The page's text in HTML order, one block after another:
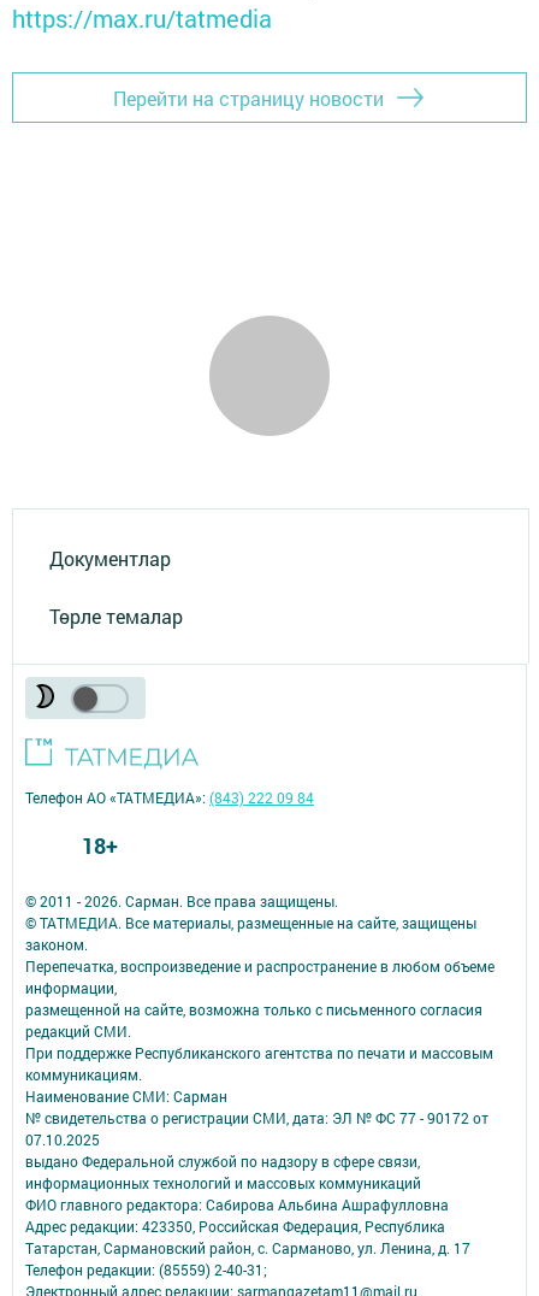
https://max.ru/tatmedia
Перейти на страницу новости
Документлар
Төрле темалар
© 2011 - 2026. Сарман. Все права защищены.
© ТАТМЕДИА. Все материалы, размещенные на сайте, защищены
законом.
Перепечатка, воспроизведение и распространение в любом объеме
информации,
размещенной на сайте, возможна только с письменного согласия
редакций СМИ.
При поддержке Республиканского агентства по печати и массовым
коммуникациям.
Наименование СМИ: Сарман
№ свидетельства о регистрации СМИ, дата: ЭЛ № ФС 77 - 90172 от
07.10.2025
выдано Федеральной службой по надзору в сфере связи,
информационных технологий и массовых коммуникаций
ФИО главного редактора: Сабирова Альбина Ашрафулловна
Адрес редакции: 423350, Российская Федерация, Республика
Татарстан, Сармановский район, с. Сарманово, ул. Ленина, д. 17
Телефон редакции: (85559) 2-40-31;
Электронный адрес редакции: sarmangazetam11@mail.ru
Телефон АО «ТАТМЕДИА»:(843) 222 09 84
18+